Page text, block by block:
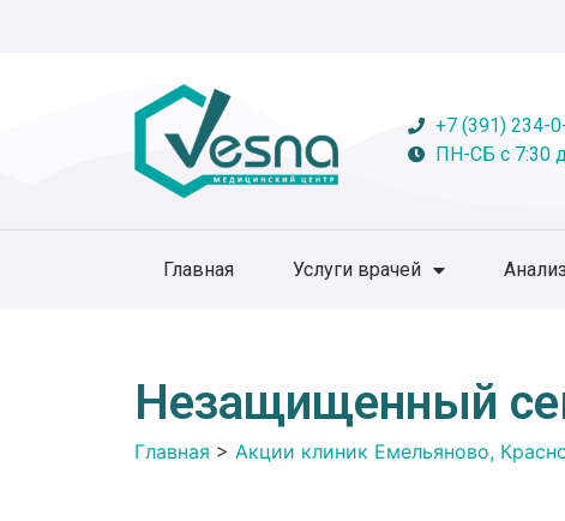
+7 (391) 234-
ПН-СБ с 7:30
Главная Услуги врачей
Незащищенный
Главная > Акции клиник Емельяново,